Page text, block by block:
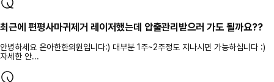
최근에 편평사마귀제거 레이저했는데 압출관리받으러 가도 될까요??
안녕하세요 온아한한의원입니다:) 대부분 1주~2주정도 지나시면 가능하십니다 :)
자세한 안...